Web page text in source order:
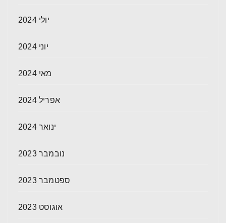
יולי 2024
יוני 2024
מאי 2024
אפריל 2024
ינואר 2024
נובמבר 2023
ספטמבר 2023
אוגוסט 2023